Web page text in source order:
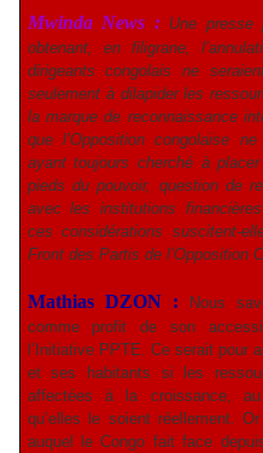
Mwinda News : Une presse
obtenant, en filigrane,
dirigeants congolais ne
seulement à dilapider les
la marque de reconnaissance
que l’Opposition congolaise
ayant toujours cherché à
pieds du pouvoir, question de
avec les institutions
ces considérations suscitent-
Front des Partis de l’Opposition
Mathias DZON :
Nous
comme profit de son
l’Initiative PPTE. Ce serait pour
et ses habitants si les
affectées à la croissance, au
qu’elles le soient réellement.
auquel le Congo fait face